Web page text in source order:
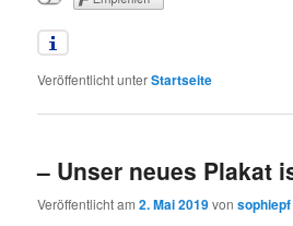
Veröffentlicht unterStartseite
– Unser neues Plakat
Veröffentlicht am2. Mai 2019vonsophiepf